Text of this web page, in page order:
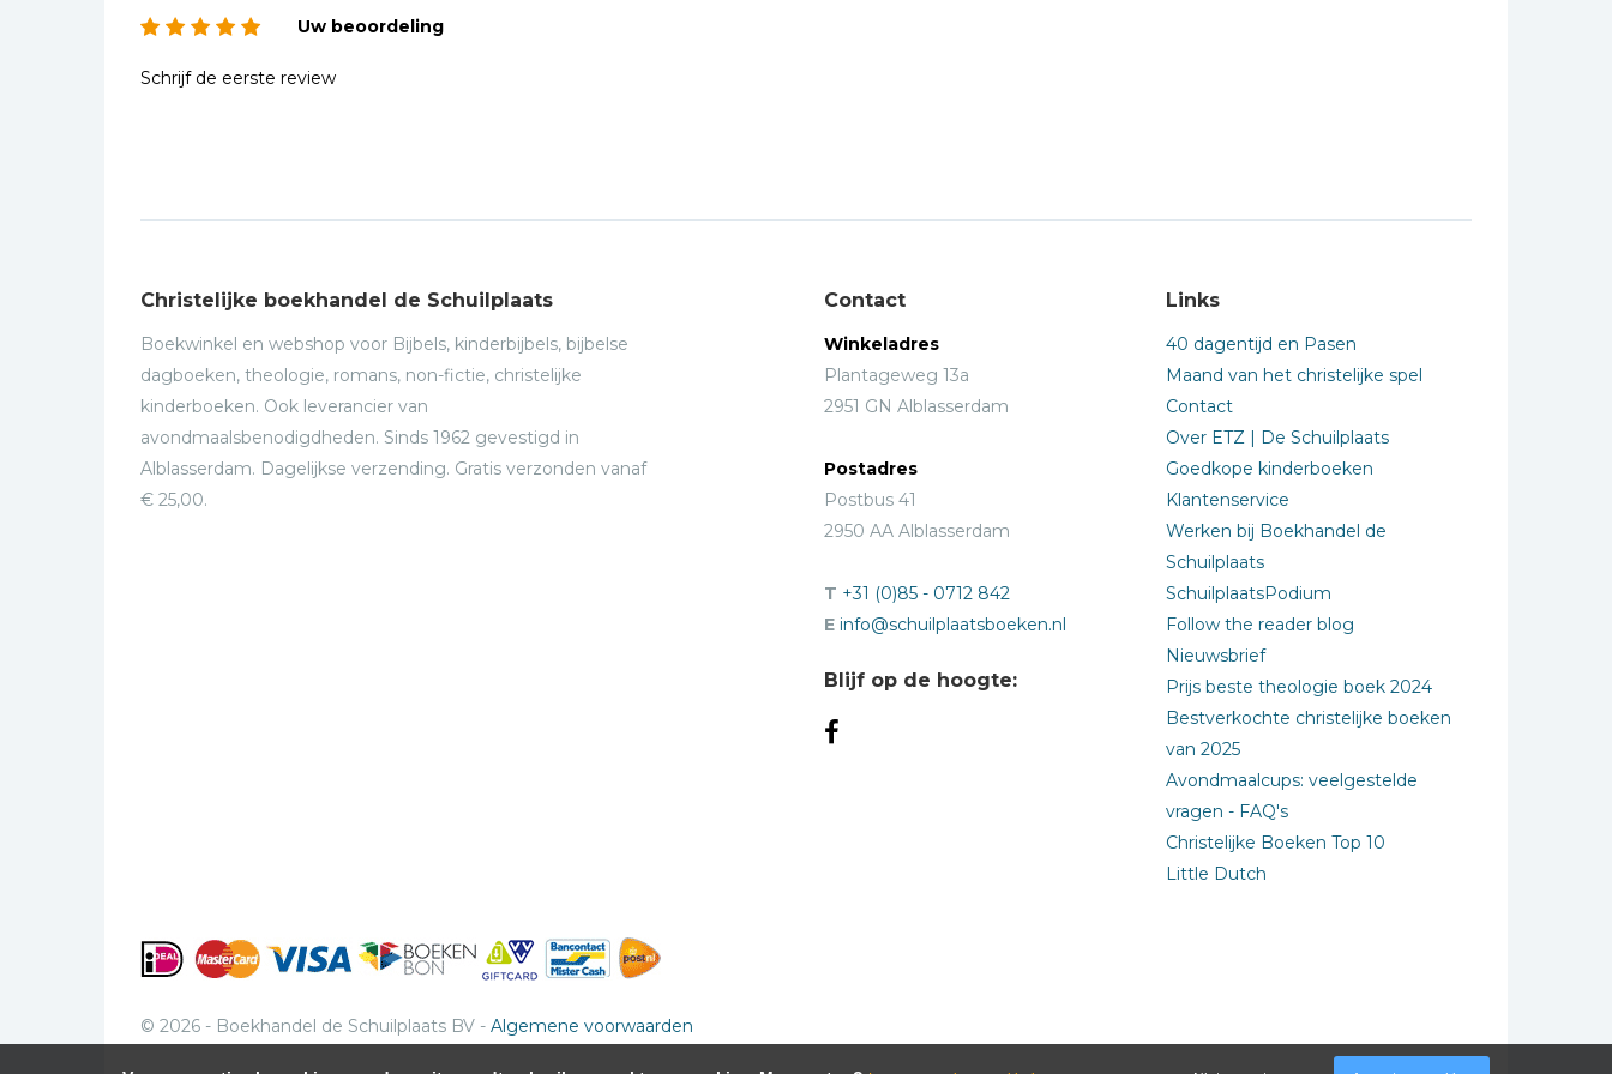
Uw beoordeling
Schrijf de eerste review
Christelijke boekhandel de Schuilplaats
Boekwinkel en webshop voor Bijbels, kinderbijbels, bijbelse
dagboeken, theologie, romans, non-fictie, christelijke
kinderboeken. Ook leverancier van
avondmaalsbenodigdheden. Sinds 1962 gevestigd in
Alblasserdam. Dagelijkse verzending. Gratis verzonden vanaf
€ 25,00.
Contact
Winkeladres
Plantageweg 13a
2951 GN Alblasserdam
Postadres
Postbus 41
2950 AA Alblasserdam
T +31 (0)85 - 0712 842
E info@schuilplaatsboeken.nl
Blijf op de hoogte:
Links
40 dagentijd en Pasen
Maand van het christelijke spel
Contact
Over ETZ | De Schuilplaats
Goedkope kinderboeken
Klantenservice
Werken bij Boekhandel de
Schuilplaats
SchuilplaatsPodium
Follow the reader blog
Nieuwsbrief
Prijs beste theologie boek 2024
Bestverkochte christelijke boeken
van 2025
Avondmaalcups: veelgestelde
vragen - FAQ's
Christelijke Boeken Top 10
Little Dutch
© 2026 - Boekhandel de Schuilplaats BV - Algemene voorwaarden